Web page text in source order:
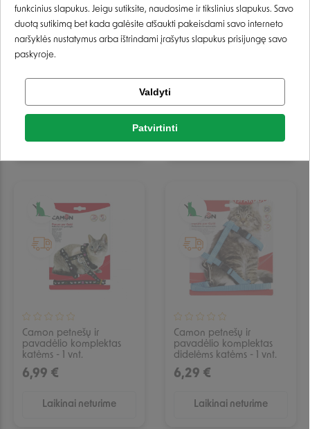
pavadėlio rinkinys katėms
10,99 €
pavadėlio rinkinys katėms
9,59 €
Camon petnešų ir
pavadėlio komplektas
katėms - 1 vnt.
6,99 €
Laikinai neturime
IŠPARDUOTA
Camon petnešų ir
pavadėlio komplektas
didelėms katėms - 1 vnt.
6,29 €
Laikinai neturime
Registruotis
Facebook
Negalite prisijungti prie paskyros?
funkcinius slapukus. Jeigu sutiksite, naudosime ir tikslinius slapukus. Savo
duotą sutikimą bet kada galėsite atšaukti pakeisdami savo interneto
naršyklės nustatymus arba ištrindami įrašytus slapukus prisijungę savo
paskyroje.
Valdyti
Patvirtinti